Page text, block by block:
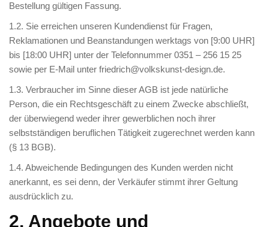
IMPRESSUM
Bestellung gültigen Fassung.
1.2. Sie erreichen unseren Kundendienst für Fragen,
Reklamationen und Beanstandungen werktags von [9:00 UHR]
bis [18:00 UHR] unter der Telefonnummer 0351 – 256 15 25
sowie per E-Mail unter friedrich@volkskunst-design.de.
1.3. Verbraucher im Sinne dieser AGB ist jede natürliche
Person, die ein Rechtsgeschäft zu einem Zwecke abschließt,
der überwiegend weder ihrer gewerblichen noch ihrer
selbstständigen beruflichen Tätigkeit zugerechnet werden kann
(§ 13 BGB).
1.4. Abweichende Bedingungen des Kunden werden nicht
anerkannt, es sei denn, der Verkäufer stimmt ihrer Geltung
ausdrücklich zu.
2. Angebote und